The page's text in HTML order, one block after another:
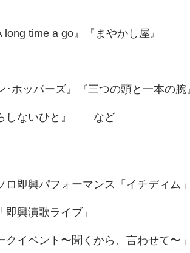
time a go』『まやかし屋』
ホッパーズ』『三つの頭と一本の腕
らしないひと』 など
即興パフォーマンス「イチディム」
興演歌ライブ」
クイベント〜聞くから、言わせて